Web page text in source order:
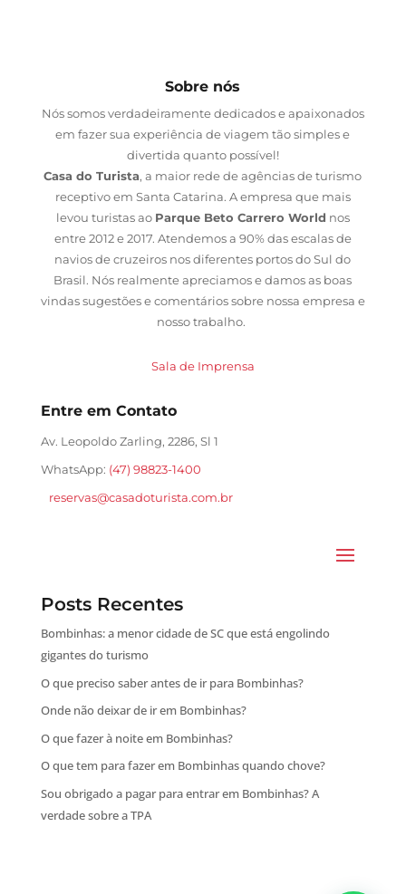
Sobre nós
Nós somos verdadeiramente dedicados e apaixonados
em fazer sua experiência de viagem tão simples e
divertida quanto possível!
Casa do Turista, a maior rede de agências de turismo
receptivo em Santa Catarina. A empresa que mais
levou turistas ao Parque Beto Carrero World nos
entre 2012 e 2017. Atendemos a 90% das escalas de
navios de cruzeiros nos diferentes portos do Sul do
Brasil. Nós realmente apreciamos e damos as boas
vindas sugestões e comentários sobre nossa empresa e
nosso trabalho.
Sala de Imprensa
Entre em Contato
Av. Leopoldo Zarling, 2286, Sl 1
WhatsApp: (47) 98823-1400
reservas@casadoturista.com.br
Posts Recentes
Bombinhas: a menor cidade de SC que está engolindo
gigantes do turismo
O que preciso saber antes de ir para Bombinhas?
Onde não deixar de ir em Bombinhas?
O que fazer à noite em Bombinhas?
O que tem para fazer em Bombinhas quando chove?
Sou obrigado a pagar para entrar em Bombinhas? A
verdade sobre a TPA